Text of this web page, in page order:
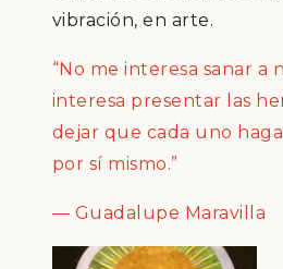
vibración, en arte.
“No me interesa sanar a
interesa presentar las
dejar que cada uno
por sí mismo.”
— Guadalupe Maravilla